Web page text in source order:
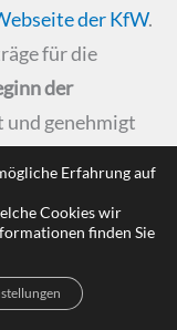
der KfW.
für die
der
genehmigt
5
die L-
Erfahrung auf
Cookies wir
finden Sie